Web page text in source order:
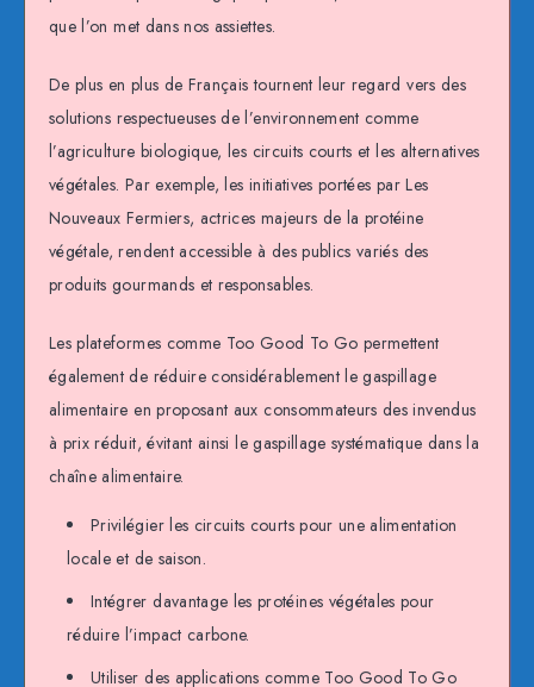
que l’on met dans nos assiettes.
De plus en plus de Français tournent leur regard vers des
solutions respectueuses de l’environnement comme
l’agriculture biologique, les circuits courts et les alternatives
végétales. Par exemple, les initiatives portées par Les
Nouveaux Fermiers, actrices majeurs de la protéine
végétale, rendent accessible à des publics variés des
produits gourmands et responsables.
Les plateformes comme Too Good To Go permettent
également de réduire considérablement le gaspillage
alimentaire en proposant aux consommateurs des invendus
à prix réduit, évitant ainsi le gaspillage systématique dans la
chaîne alimentaire.
Privilégier les circuits courts pour une alimentation
locale et de saison.
Intégrer davantage les protéines végétales pour
réduire l’impact carbone.
Utiliser des applications comme Too Good To Go